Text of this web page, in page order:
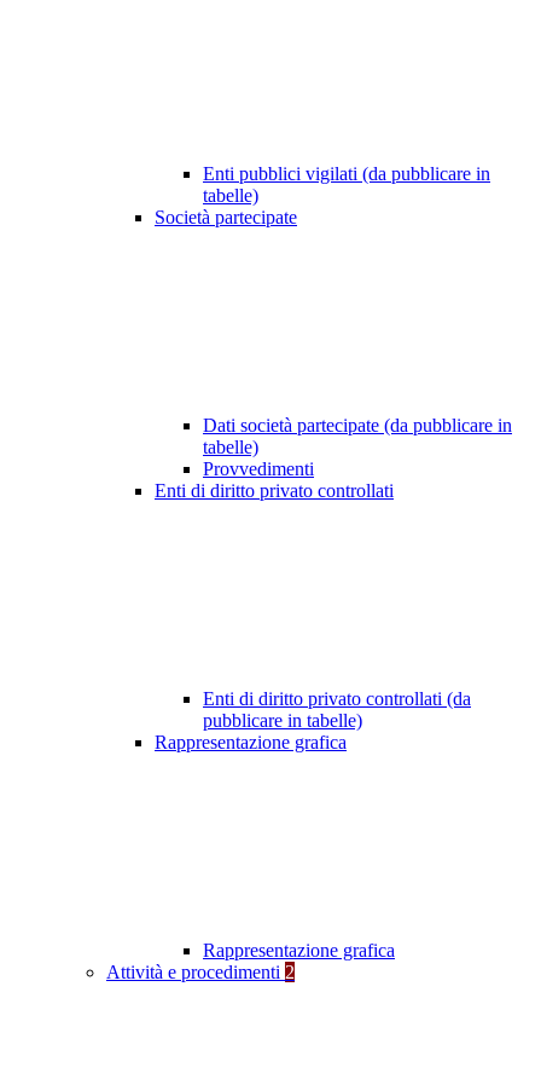
Enti pubblici vigilati (da pubblicare in
tabelle)
Società partecipate
Dati società partecipate (da pubblicare in
tabelle)
Provvedimenti
Enti di diritto privato controllati
Enti di diritto privato controllati (da
pubblicare in tabelle)
Rappresentazione grafica
Rappresentazione grafica
Attività e procedimenti 2